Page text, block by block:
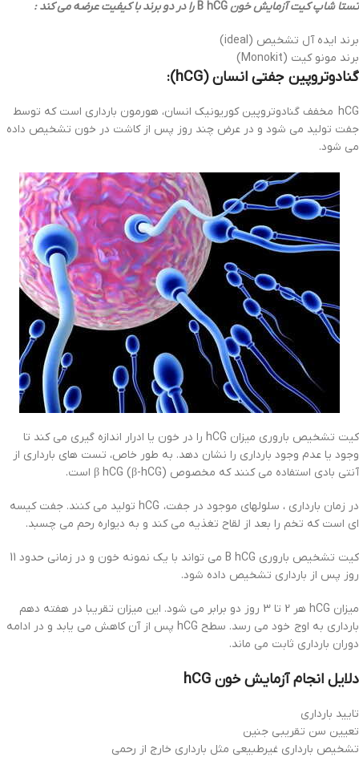
تستا شاپ کیت آزمایش خونB hCG را در دو برند با کیفیت عرضه می کند :
برند ایده آل تشخیص (ideal)
برند مونو کیت (Monokit)
گنادوتروپین جفتی انسان (hCG):
hCG مخفف گنادوتروپین کوریونیک انسان، هورمون بارداری است که توسط
جفت تولید می شود و در عرض چند روز پس از کاشت در خون تشخیص داده
می شود.
کیت تشخیص باروری میزان hCG را در خون یا ادرار اندازه گیری می کند تا
وجود یا عدم وجود بارداری را نشان دهد. به طور خاص، تست های بارداری از
آنتی بادی استفاده می کنند که مخصوص β hCG (β-hCG) است.
در زمان بارداری ، سلولهای موجود در جفت، hCG تولید می کنند. جفت کیسه
ای است که تخم را بعد از لقاح تغذیه می کند و به دیواره رحم می چسبد.
کیت تشخیص باروری B hCG می تواند با یک نمونه خون و در زمانی حدود 11
روز پس از بارداری تشخیص داده شود.
میزان hCG هر 2 تا 3 روز دو برابر می شود. این میزان تقریبا در هفته دهم
بارداری به اوج خود می رسد. سطح hCG پس از آن کاهش می یابد و در ادامه
دوران بارداری ثابت می ماند.
دلایل انجام آزمایش خون hCG
تایید بارداری
تعیین سن تقریبی جنین
تشخیص بارداری غیرطبیعی مثل بارداری خارج از رحمی